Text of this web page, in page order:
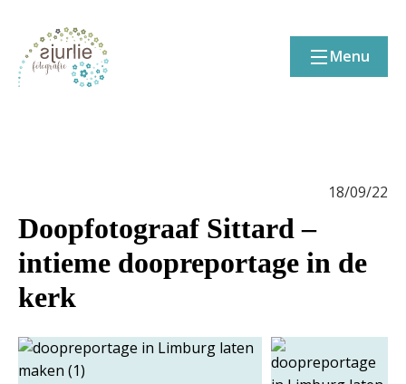
Menu
18/09/22
Doopfotograaf Sittard –
intieme doopreportage in de
kerk